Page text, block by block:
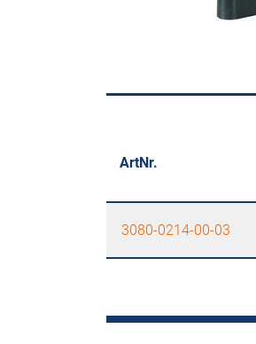
ArtNr.
3080-0214-00-03